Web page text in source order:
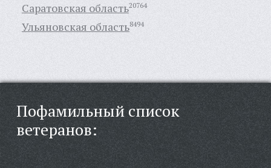
Саратовская область20764
Ульяновская область8494
Пофамильный список
ветеранов: